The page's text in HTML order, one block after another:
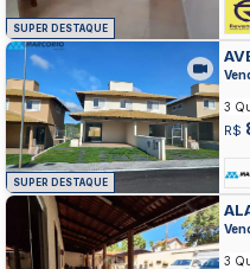
SUPER DESTAQUE
SUPER DESTAQUE
R$
3
3